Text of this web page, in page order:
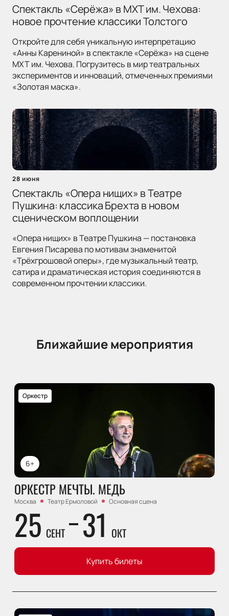
Спектакль «Серёжа» в МХТ им. Чехова:
новое прочтение классики Толстого
Откройте для себя уникальную интерпретацию
«Анны Карениной» в спектакле «Серёжа» на сцене
МХТ им. Чехова. Погрузитесь в мир театральных
экспериментов и инноваций, отмеченных премиями
«Золотая маска».
28 июня
Спектакль «Опера нищих» в Театре
Пушкина: классика Брехта в новом
сценическом воплощении
«Опера нищих» в Театре Пушкина — постановка
Евгения Писарева по мотивам знаменитой
«Трёхгрошовой оперы», где музыкальный театр,
сатира и драматическая история соединяются в
современном прочтении классики.
Ближайшие мероприятия
6+
Оркестр
ОРКЕСТР МЕЧТЫ. МЕДЬ
Москва Театр Ермоловой Основная сцена
25 СЕНТ 31 ОКТ
Купить билеты